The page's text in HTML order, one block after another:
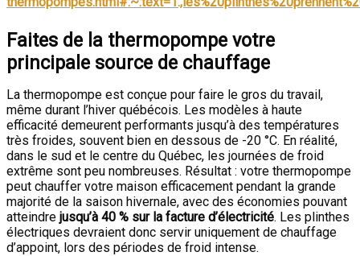
Faites de la thermopompe votre
principale source de chauffage
La thermopompe est conçue pour faire le gros du travail,
même durant l’hiver québécois. Les modèles à haute
efficacité demeurent performants jusqu’à des températures
très froides, souvent bien en dessous de -20 °C. En réalité,
dans le sud et le centre du Québec, les journées de froid
extrême sont peu nombreuses. Résultat : votre thermopompe
peut chauffer votre maison efficacement pendant la grande
majorité de la saison hivernale, avec des économies pouvant
atteindre jusqu’à 40 % sur la facture d’électricité. Les plinthes
électriques devraient donc servir uniquement de chauffage
d’appoint, lors des périodes de froid intense.